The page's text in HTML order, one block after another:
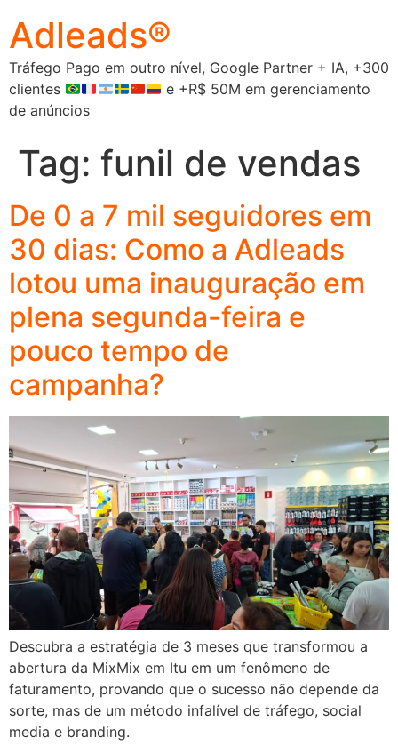
Adleads®
Tráfego Pago em outro nível, Google Partner + IA, +300
clientes
e +R$ 50M em gerenciamento
de anúncios
Tag: funil de vendas
De 0 a 7 mil seguidores em
30 dias: Como a Adleads
lotou uma inauguração em
plena segunda-feira e
pouco tempo de
campanha?
Descubra a estratégia de 3 meses que transformou a
abertura da MixMix em Itu em um fenômeno de
faturamento, provando que o sucesso não depende da
sorte, mas de um método infalível de tráfego, social
media e branding.